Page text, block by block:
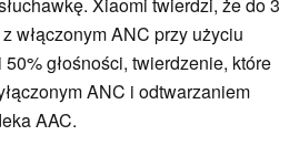
włączonym ANC przy użyciu
głośności, twierdzenie, które
ANC i odtwarzaniem
AAC.